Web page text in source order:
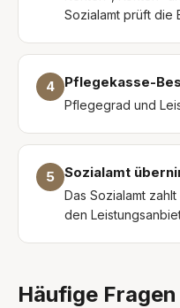
Sozialamt prüft die
4 Pflegekasse-
Pflegegrad und
5 Sozialamt
Das Sozialamt
den
Häufige Fragen